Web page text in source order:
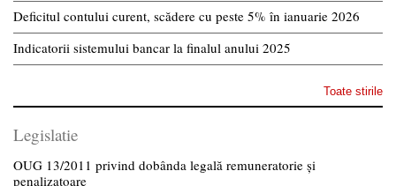
Deficitul contului curent, scădere cu peste 5% în ianuarie 2026
Indicatorii sistemului bancar la finalul anului 2025
Toate stirile
Legislatie
OUG 13/2011 privind dobânda legală remuneratorie și
penalizatoare